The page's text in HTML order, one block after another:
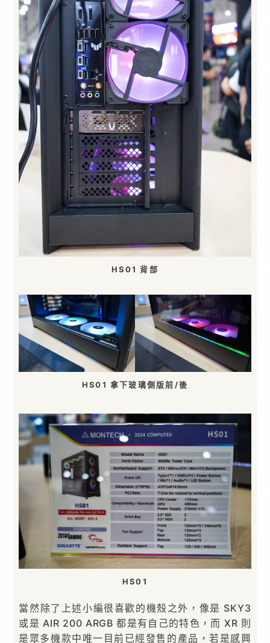
HS01 背部
HS01 拿下玻璃側版前/後
HS01
當然除了上述小編很喜歡的機殼之外，像是 SKY3
或是 AIR 200 ARGB 都是有自己的特色，而 XR 則
是眾多機款中唯一目前已經發售的產品，若是感興